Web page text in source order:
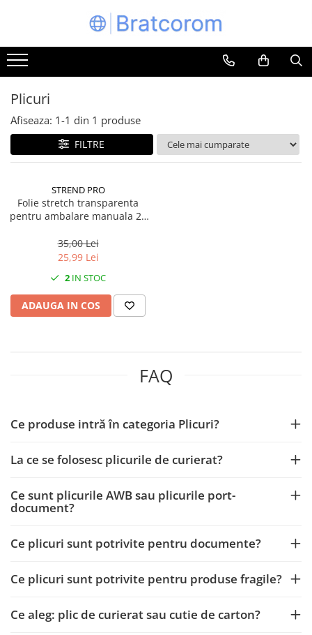
Toate Produsele
Articole animale
Adapatoare animale
Hrana pentru animale
Hrana pentru caini
Hrana pentru pisici
Bucatarii de vara Tuozi
Articole ambalare
Articole mobila
Articole organizare
Cutii postale
Electronice si electrocasnice
Usi si porti
Accesorii gips carton
Accesorii pentru faianta, gresie si
Accesorii polizare si slefuire
Benzi
Plicuri
Afiseaza: 1-1 din 1 produse
FILTRE
STREND PRO
Folie stretch transparenta
pentru ambalare manuala 23
lungime
35,00 Lei
25,99 Lei
2 IN STOC
ADAUGA IN COS
FAQ
Ce produse intră în categoria Plicuri?
La ce se folosesc plicurile de curierat?
Ce sunt plicurile AWB sau plicurile port-
document?
Ce plicuri sunt potrivite pentru documente?
Ce plicuri sunt potrivite pentru produse fragile?
Ce aleg: plic de curierat sau cutie de carton?